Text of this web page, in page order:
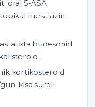
oral 5-ASA
mesalazin
budesonid
steroid
kortikosteroid
kısa süreli